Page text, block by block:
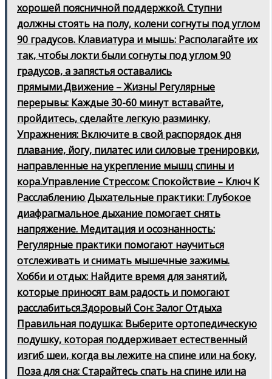
хорошей поясничной поддержкой. Ступни
должны стоять на полу, колени согнуты под углом
90 градусов. Клавиатура и мышь: Располагайте их
так, чтобы локти были согнуты под углом 90
градусов, а запястья оставались
прямыми.Движение – Жизнь! Регулярные
перерывы: Каждые 30-60 минут вставайте,
пройдитесь, сделайте легкую разминку.
Упражнения: Включите в свой распорядок дня
плавание, йогу, пилатес или силовые тренировки,
направленные на укрепление мышц спины и
кора.Управление Стрессом: Спокойствие – Ключ К
Расслаблению Дыхательные практики: Глубокое
диафрагмальное дыхание помогает снять
напряжение. Медитация и осознанность:
Регулярные практики помогают научиться
отслеживать и снимать мышечные зажимы.
Хобби и отдых: Найдите время для занятий,
которые приносят вам радость и помогают
расслабиться.Здоровый Сон: Залог Отдыха
Правильная подушка: Выберите ортопедическую
подушку, которая поддерживает естественный
изгиб шеи, когда вы лежите на спине или на боку.
Поза для сна: Старайтесь спать на спине или на